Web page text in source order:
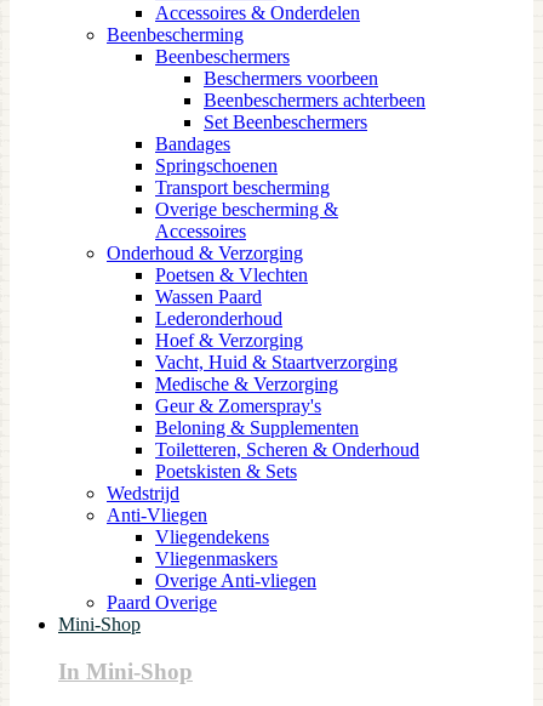
Accessoires & Onderdelen
Beenbescherming
Beenbeschermers
Beschermers voorbeen
Beenbeschermers achterbeen
Set Beenbeschermers
Bandages
Springschoenen
Transport bescherming
Overige bescherming &
Accessoires
Onderhoud & Verzorging
Poetsen & Vlechten
Wassen Paard
Lederonderhoud
Hoef & Verzorging
Vacht, Huid & Staartverzorging
Medische & Verzorging
Geur & Zomerspray's
Beloning & Supplementen
Toiletteren, Scheren & Onderhoud
Poetskisten & Sets
Wedstrijd
Anti-Vliegen
Vliegendekens
Vliegenmaskers
Overige Anti-vliegen
Paard Overige
Mini-Shop
In Mini-Shop